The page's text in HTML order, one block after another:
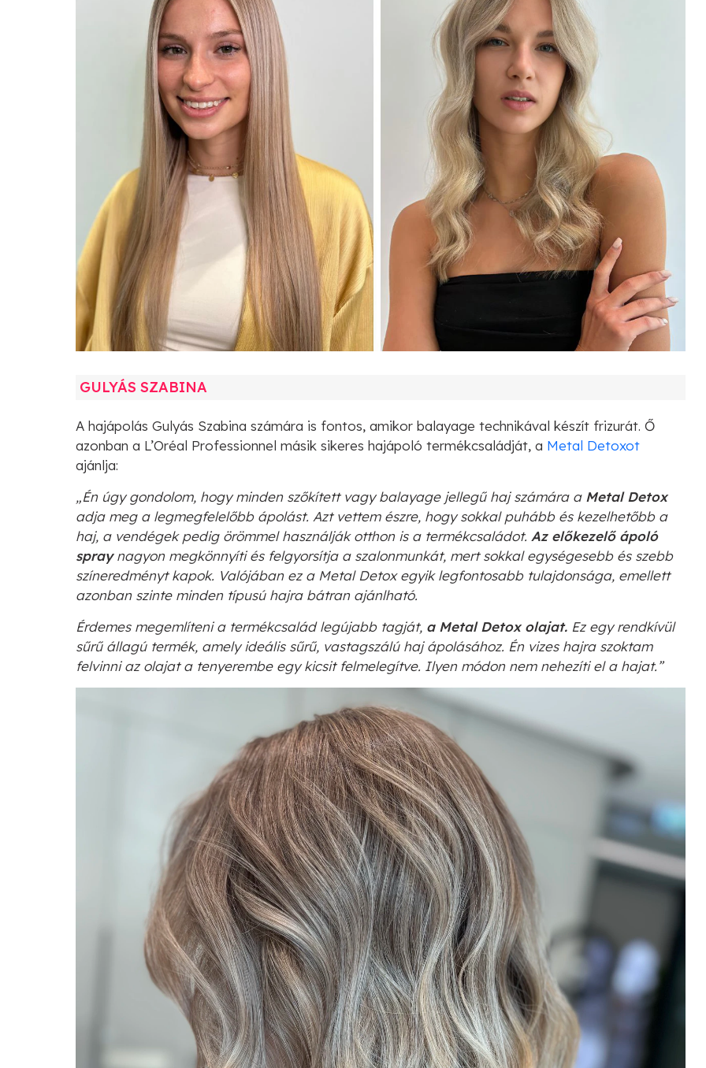
GULYÁS SZABINA
A hajápolás Gulyás Szabina számára is fontos, amikor balayage technikával készít frizurát. Ő
azonban a L’Oréal Professionnel másik sikeres hajápoló termékcsaládját, a Metal Detoxot
ajánlja:
„Én úgy gondolom, hogy minden szőkített vagy balayage jellegű haj számára a Metal Detox
adja meg a legmegfelelőbb ápolást. Azt vettem észre, hogy sokkal puhább és kezelhetőbb a
haj, a vendégek pedig örömmel használják otthon is a termékcsaládot. Az előkezelő ápoló
spraynagyon megkönnyíti és felgyorsítja a szalonmunkát, mert sokkal egységesebb és szebb
színeredményt kapok. Valójában ez a Metal Detox egyik legfontosabb tulajdonsága, emellett
azonban szinte minden típusú hajra bátran ajánlható.
Érdemes megemlíteni a termékcsalád legújabb tagját, a Metal Detox olajat. Ez egy rendkívül
sűrű állagú termék, amely ideális sűrű, vastagszálú haj ápolásához. Én vizes hajra szoktam
felvinni az olajat a tenyerembe egy kicsit felmelegítve. Ilyen módon nem nehezíti el a hajat.”